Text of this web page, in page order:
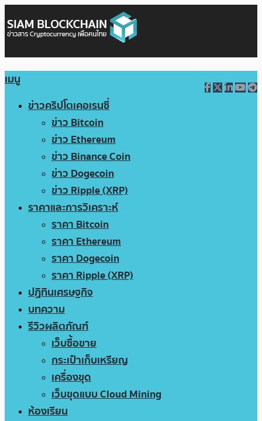
เมนู
ข่าวคริปโตเคอเรนซี่
ข่าว Bitcoin
ข่าว Ethereum
ข่าว Binance Coin
ข่าว Dogecoin
ข่าว Ripple (XRP)
ราคาและการวิเคราะห์
ราคา Bitcoin
ราคา Ethereum
ราคา Dogecoin
ราคา Ripple (XRP)
ปฏิทินเศรษฐกิจ
บทความ
รีวิวผลิตภัณฑ์
เว็บซื้อขาย
กระเป๋าเก็บเหรียญ
เครื่องขุด
เว็บขุดแบบ Cloud Mining
ห้องเรียน